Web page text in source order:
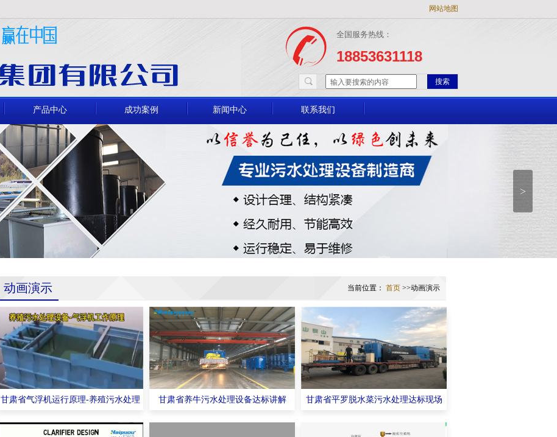
网站地图
全国服务热线：
18853631118
搜索
产品中心 成功案例 新闻中心 联系我们
>
当前位置： 首页 >>动画演示
动画演示
甘肃省气浮机运行原理-养殖污水处理 甘肃省养牛污水处理设备达标讲解 甘肃省平罗脱水菜污水处理达标现场